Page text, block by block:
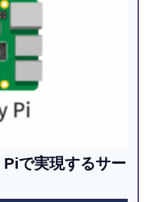
で実現するサー